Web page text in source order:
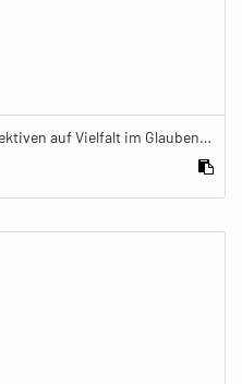
Beyond The Frame: Junge Perspektiven auf Vielfalt im Glauben - Frau steht im Souvenirladen eines buddhistischen Zentrums